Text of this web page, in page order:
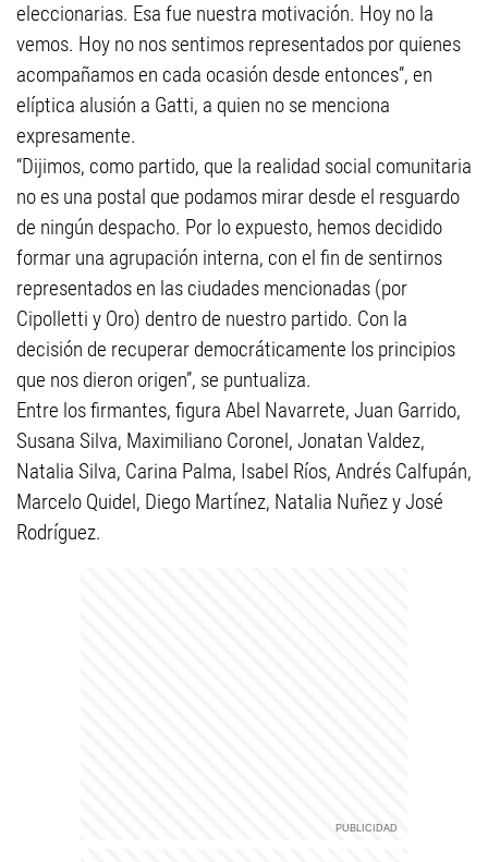
eleccionarias. Esa fue nuestra motivación. Hoy no la
vemos. Hoy no nos sentimos representados por quienes
acompañamos en cada ocasión desde entonces”, en
elíptica alusión a Gatti, a quien no se menciona
expresamente.
“Dijimos, como partido, que la realidad social comunitaria
no es una postal que podamos mirar desde el resguardo
de ningún despacho. Por lo expuesto, hemos decidido
formar una agrupación interna, con el fin de sentirnos
representados en las ciudades mencionadas (por
Cipolletti y Oro) dentro de nuestro partido. Con la
decisión de recuperar democráticamente los principios
que nos dieron origen”, se puntualiza.
Entre los firmantes, figura Abel Navarrete, Juan Garrido,
Susana Silva, Maximiliano Coronel, Jonatan Valdez,
Natalia Silva, Carina Palma, Isabel Ríos, Andrés Calfupán,
Marcelo Quidel, Diego Martínez, Natalia Nuñez y José
Rodríguez.